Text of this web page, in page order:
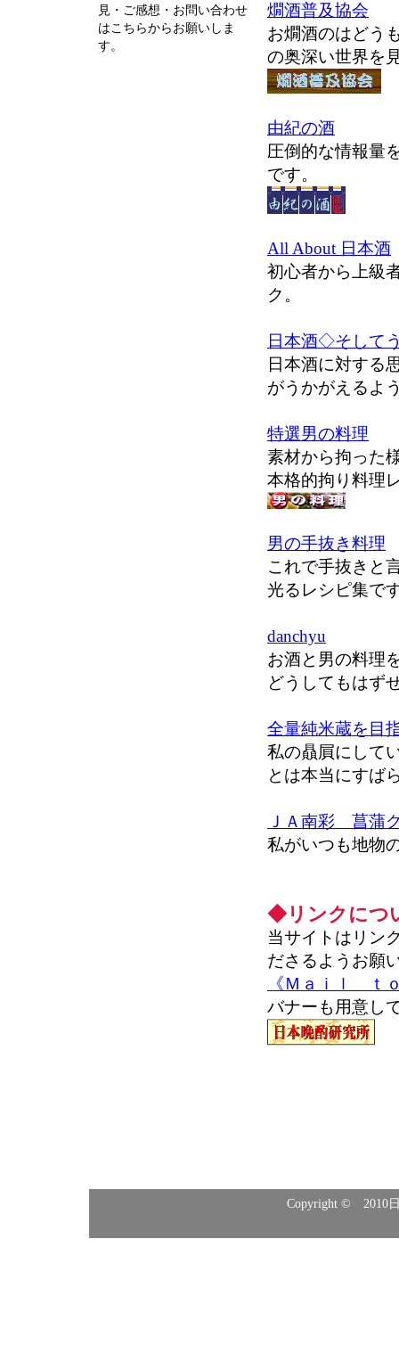
燗酒普及協会
お燗酒のはどう
の奥深い世界を
由紀の酒
圧倒的な情報量
です。
All About 日本酒
初心者から上級
ク。
日本酒◇そして
日本酒に対する
がうかがえるよ
特選男の料理
素材から拘った
本格的拘り料理
男の手抜き料理
これで手抜きと
光るレシピ集で
danchyu
お酒と男の料理
どうしてもはず
全量純米蔵を目
私の贔屓にして
とは本当にすば
ＪＡ南彩 菖蒲
私がいつも地物
◆リンクにつ
当サイトはリン
ださるようお願
《Ｍａｉｌ ｔ
バナーも用意し
見・ご感想・お問い合わせ
はこちらからお願いしま
す。
Copyright © 2010日